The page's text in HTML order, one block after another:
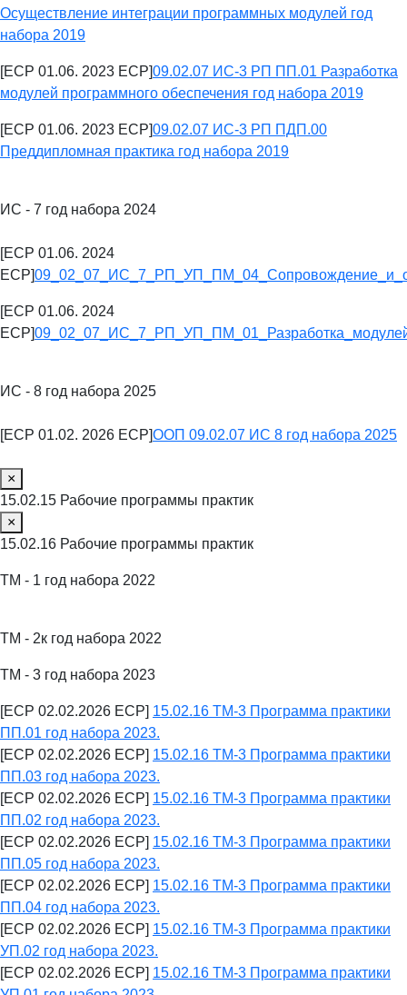
Осуществление интеграции программных модулей год
набора 2019
[ECP 01.06. 2023 ECP]09.02.07 ИС-3 РП ПП.01 Разработка
модулей программного обеспечения год набора 2019
[ECP 01.06. 2023 ECP]09.02.07 ИС-3 РП ПДП.00
Преддипломная практика год набора 2019
ИС - 7 год набора 2024
[ECP 01.06. 2024
ECP]
[ECP 01.06. 2024
ECP]
ИС - 8 год набора 2025
[ECP 01.02. 2026 ECP]ООП 09.02.07 ИС 8 год набора 2025
×
15.02.15 Рабочие программы практик
×
15.02.16 Рабочие программы практик
ТМ - 1 год набора 2022
ТМ - 2к год набора 2022
ТМ - 3 год набора 2023
[ECP 02.02.2026 ECP] 15.02.16 ТМ-3 Программа практики
ПП.01 год набора 2023.
[ECP 02.02.2026 ECP] 15.02.16 ТМ-3 Программа практики
ПП.03 год набора 2023.
[ECP 02.02.2026 ECP] 15.02.16 ТМ-3 Программа практики
ПП.02 год набора 2023.
[ECP 02.02.2026 ECP] 15.02.16 ТМ-3 Программа практики
ПП.05 год набора 2023.
[ECP 02.02.2026 ECP] 15.02.16 ТМ-3 Программа практики
ПП.04 год набора 2023.
[ECP 02.02.2026 ECP] 15.02.16 ТМ-3 Программа практики
УП.02 год набора 2023.
[ECP 02.02.2026 ECP] 15.02.16 ТМ-3 Программа практики